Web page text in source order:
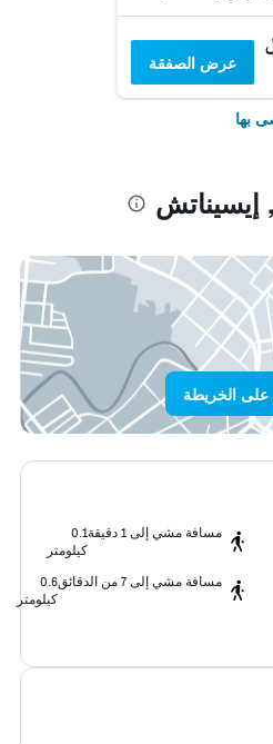
عرض الصفقة
بها
الخريطة
مسافة مشي إلى 1 دقيقة
0.1
كيلومتر
مسافة مشي إلى 7 من الدقائق
0.6
كيلومتر